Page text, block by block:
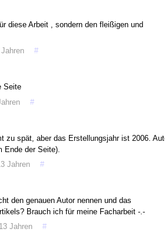
diese Arbeit , sondern den fleißigen und
#
Seite
#
zu spät, aber das Erstellungsjahr ist 2006.
Ende der Seite).
Jahren #
den genauen Autor nennen und das
Brauch ich für meine Facharbeit -.-
Jahren #